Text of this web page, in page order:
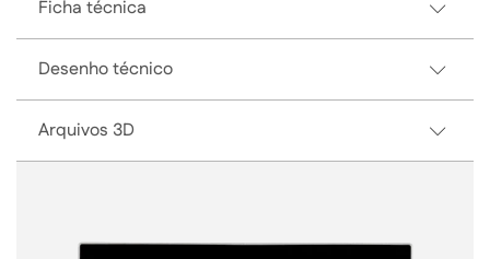
Ficha técnica
Desenho técnico
Arquivos 3D